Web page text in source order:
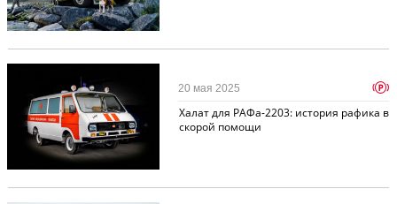
Халат для РАФа-2203: история рафика в
скорой помощи
20 мая 2025 p